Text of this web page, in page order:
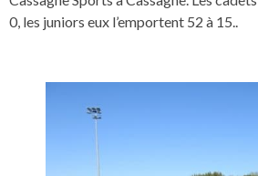
0, les juniors eux l’emportent 52 à 15..